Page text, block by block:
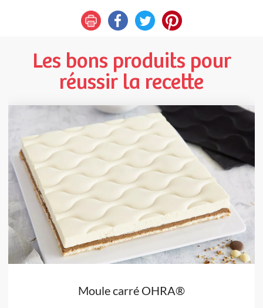
Les bons produits pour
réussir la recette
Moule carré OHRA®